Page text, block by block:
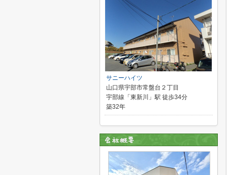
サニーハイツ
山口県宇部市常盤台２丁目
宇部線「東新川」駅 徒歩34分
築32年